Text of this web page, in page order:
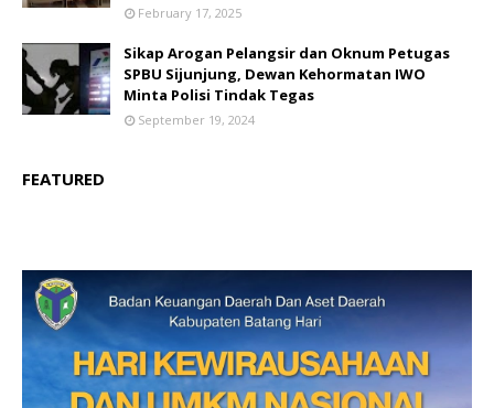
February 17, 2025
Sikap Arogan Pelangsir dan Oknum Petugas
SPBU Sijunjung, Dewan Kehormatan IWO
Minta Polisi Tindak Tegas
September 19, 2024
FEATURED